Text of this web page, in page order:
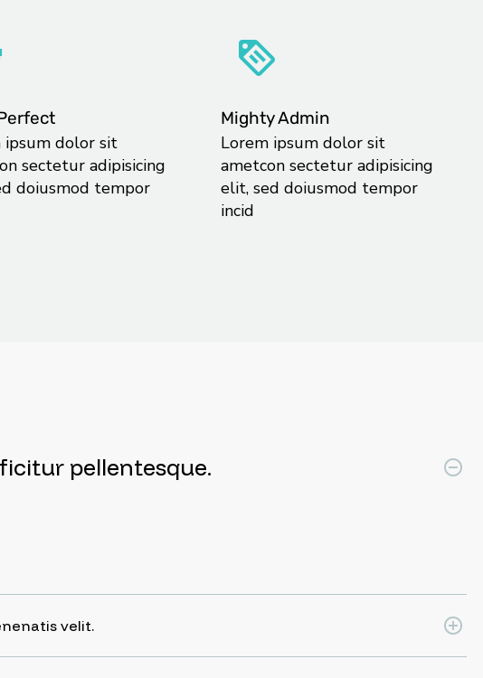
ipsum dolor sit
sectetur adipisicing
doiusmod tempor
Mighty Admin
Lorem ipsum dolor sit
ametcon sectetur adipisicing
elit, sed doiusmod tempor
incid
pellentesque.
velit.